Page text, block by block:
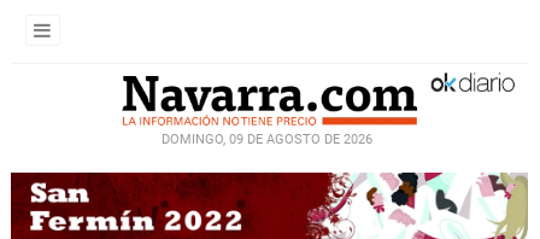
DOMINGO, 09 DE AGOSTO DE 2026